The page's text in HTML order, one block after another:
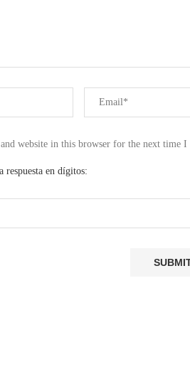
website in this browser for the next time I
respuesta en dígitos: